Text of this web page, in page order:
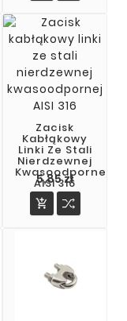
Zacisk
Kabłąkowy
Linki Ze Stali
Nierdzewnej
Kwasoodpornej
AISI 316
5,85 złCena
